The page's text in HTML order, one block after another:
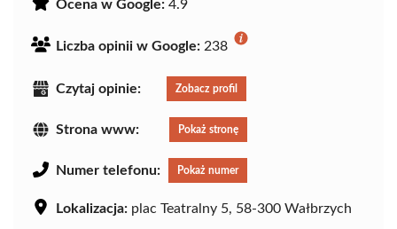
Ocena w Google: 4.9
Liczba opinii w Google: 238
Czytaj opinie: Zobacz profil
Strona www: Pokaż stronę
Numer telefonu: Pokaż numer
Lokalizacja: plac Teatralny 5, 58-300 Wałbrzych